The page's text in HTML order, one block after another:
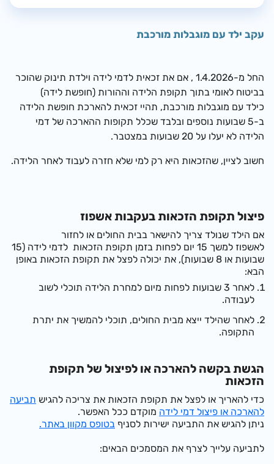
עקב ילד עם מוגבלות מורכבת
החל מ-1.4.2026 , אם את זכאית לדמי לידה וילדת תינוק שהוכר
בביטוח לאומיבתוך תקופת הלידה וההורות (חופשת לידה)
כילדעם מוגבלות מורכבת, תהיי זכאית להארכת חופשת הלידה
ב-5 שבועות נוספים ובלבד שכלל תקופות ההארכה של דמי
הלידה לא יעלו על 20 שבועות במצטבר.
חשוב לציין, שהזכאות היא רק למי שלא חזרה לעבוד לאחר הלידה.
פיצול תקופת הזכאות בעקבות אשפוז
אם הילד שנולד צריך להישאר בבית החולים או לחזור
לאשפוזלמשך 15 יום
לפחות בזמן תקופת הזכאות לדמי לידה (15
שבועות או 8 שבועות), את יכולה לפצל את תקופת הזכאות באופן
הבא:
לאחר 3 שבועות לפחות מיום למחרת הלידה תוכלי לשוב
לעבודה.
לאחר שהילד ייצא מבית החולים, תוכלי להמשיך את יתרת
התקופה.
הגשת בקשה להארכה או לפיצול של תקופת
הזכאות
כדי להאריך או לפצל את תקופת הזכאות את צריכה להגישתביעה
להארכה או פיצול דמי לידהמוקדם ככל האפשר.
ניתן להגיש את התביעה ישירות לסניףבטופס מקוון באתר.
לתביעה עלייך לצרף את המסמכים הבאים: